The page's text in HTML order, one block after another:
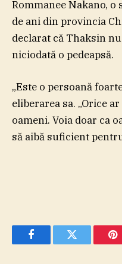
Rommanee Nakano,
de ani din provincia
declarat că Thaksin
niciodată o pedeapsă.
„Este o persoană
eliberarea sa. „Orice
oameni. Voia doar ca
să aibă suficient
FacebookTwitter